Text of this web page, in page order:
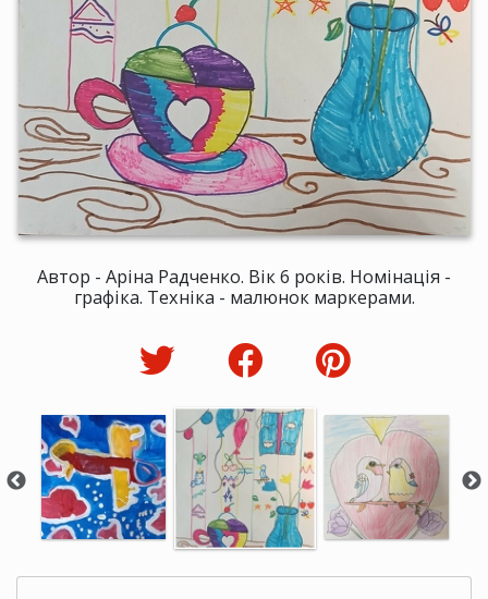
Автор - Аріна Радченко. Вік 6 років. Номінація -
графіка. Техніка - малюнок маркерами.